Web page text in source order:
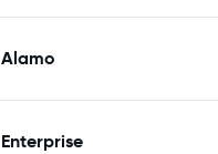
Alamo
Enterprise